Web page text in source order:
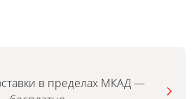
в пределах МКАД —